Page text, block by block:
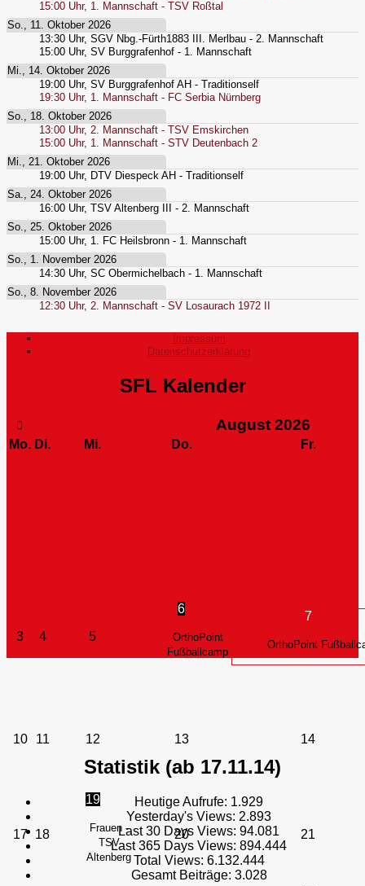
15:00 Uhr, 1. Mannschaft - TSV Roßtal
So., 11. Oktober 2026
13:30 Uhr, SGV Nbg.-Fürth1883 III. Merlbau - 2. Mannschaft
15:00 Uhr, SV Burggrafenhof - 1. Mannschaft
Mi., 14. Oktober 2026
19:00 Uhr, SV Burggrafenhof AH - Traditionself
19:30 Uhr, 1. Mannschaft - FC Serbia Nürnberg
So., 18. Oktober 2026
13:00 Uhr, 2. Mannschaft - TSV Emskirchen
15:00 Uhr, 1. Mannschaft - STV Deutenbach 2
Mi., 21. Oktober 2026
19:00 Uhr, DTV Diespeck AH - Traditionself
Sa., 24. Oktober 2026
16:00 Uhr, TSV Altenberg III - 2. Mannschaft
So., 25. Oktober 2026
15:00 Uhr, 1. FC Heilsbronn - 1. Mannschaft
So., 1. November 2026
14:30 Uhr, SC Obermichelbach - 1. Mannschaft
So., 8. November 2026
12:30 Uhr, 2. Mannschaft - SV Losaurach 1972 II
Impressum
Datenschutzerklärung
SFL Kalender
August 2026
Mo. Di. Mi. Do. Fr.
3 4 5
6
OrthoPoint
Fußballcamp
7
OrthoPoint
10 11 12 13 14
17 18
19
Frauen -
TSV
Altenberg
20 21
Statistik (ab 17.11.14)
Heutige Aufrufe: 1.929
Yesterday's Views: 2.893
Last 30 Days Views: 94.081
Last 365 Days Views: 894.444
Total Views: 6.132.444
Gesamt Beiträge: 3.028